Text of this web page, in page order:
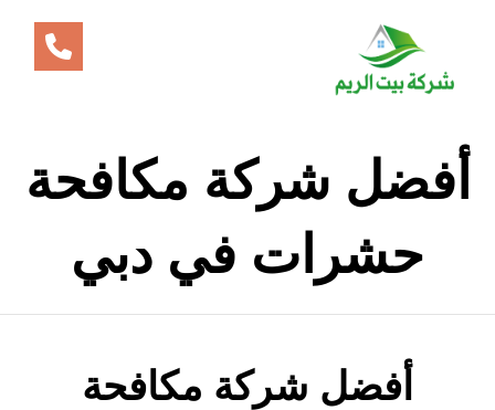
أفضل شركة مكافحة
حشرات في دبي
أفضل شركة مكافحة